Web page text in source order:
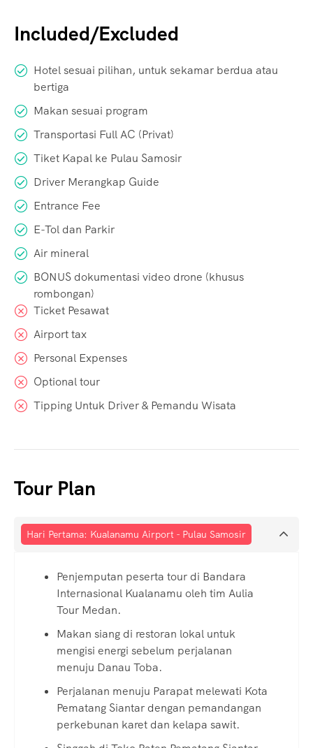
Included/Excluded
Hotel sesuai pilihan, untuk sekamar berdua atau
bertiga
Makan sesuai program
Transportasi Full AC (Privat)
Tiket Kapal ke Pulau Samosir
Driver Merangkap Guide
Entrance Fee
E-Tol dan Parkir
Air mineral
BONUS dokumentasi video drone (khusus
rombongan)
Ticket Pesawat
Airport tax
Personal Expenses
Optional tour
Tipping Untuk Driver & Pemandu Wisata
Tour Plan
Hari Pertama: Kualanamu Airport - Pulau Samosir
Penjemputan peserta tour di Bandara
Internasional Kualanamu oleh tim Aulia
Tour Medan.
Makan siang di restoran lokal untuk
mengisi energi sebelum perjalanan
menuju Danau Toba.
Perjalanan menuju Parapat melewati Kota
Pematang Siantar dengan pemandangan
perkebunan karet dan kelapa sawit.